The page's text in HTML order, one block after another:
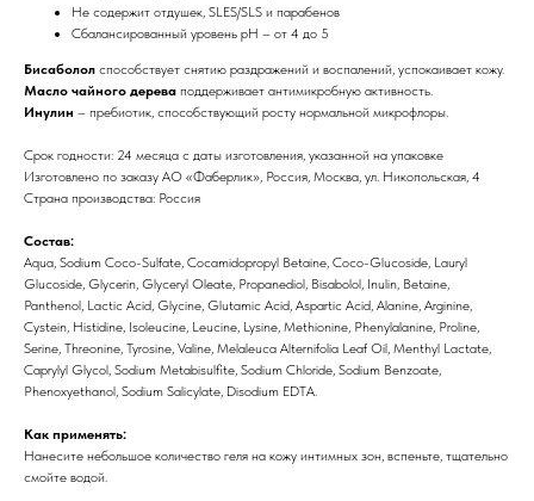
Не содержит отдушек, SLES/SLS и парабенов
Сбалансированный уровень pH – от 4 до 5
Бисаболол способствует снятию раздражений и воспалений, успокаивает кожу.
Масло чайного дерева поддерживает антимикробную активность.
Инулин – пребиотик, способствующий росту нормальной микрофлоры.
Срок годности: 24 месяца с даты изготовления, указанной на упаковке
Изготовлено по заказу АО «Фаберлик», Россия, Москва, ул. Никопольская, 4
Страна производства: Россия
Состав:
Aqua, Sodium Coco-Sulfate, Cocamidopropyl Betaine, Coco-Glucoside, Lauryl
Glucoside, Glycerin, Glyceryl Oleate, Propanediol, Bisabolol, Inulin, Betaine,
Panthenol, Lactic Acid, Glycine, Glutamic Acid, Aspartic Acid, Alanine, Arginine,
Cystein, Histidine, Isoleucine, Leucine, Lysine, Methionine, Phenylalanine, Proline,
Serine, Threonine, Tyrosine, Valine, Melaleuca Alternifolia Leaf Oil, Menthyl Lactate,
Caprylyl Glycol, Sodium Metabisulfite, Sodium Chloride, Sodium Benzoate,
Phenoxyethanol, Sodium Salicylate, Disodium EDTA.
Как применять:
Нанесите небольшое количество геля на кожу интимных зон, вспеньте, тщательно
смойте водой.